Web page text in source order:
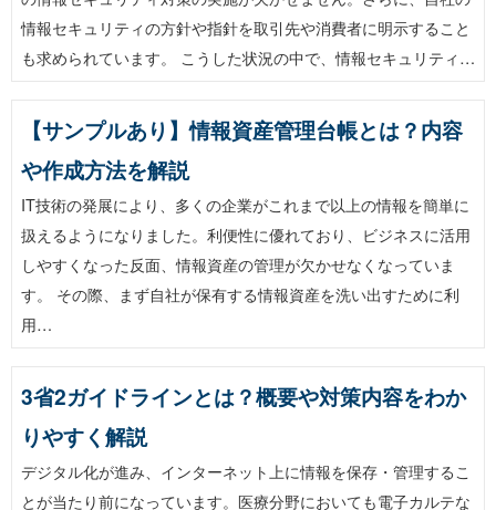
情報セキュリティの方針や指針を取引先や消費者に明示すること
も求められています。 こうした状況の中で、情報セキュリティ…
【サンプルあり】情報資産管理台帳とは？内容
や作成方法を解説
IT技術の発展により、多くの企業がこれまで以上の情報を簡単に
扱えるようになりました。利便性に優れており、ビジネスに活用
しやすくなった反面、情報資産の管理が欠かせなくなっていま
す。 その際、まず自社が保有する情報資産を洗い出すために利
用…
3省2ガイドラインとは？概要や対策内容をわか
りやすく解説
デジタル化が進み、インターネット上に情報を保存・管理するこ
とが当たり前になっています。医療分野においても電子カルテな